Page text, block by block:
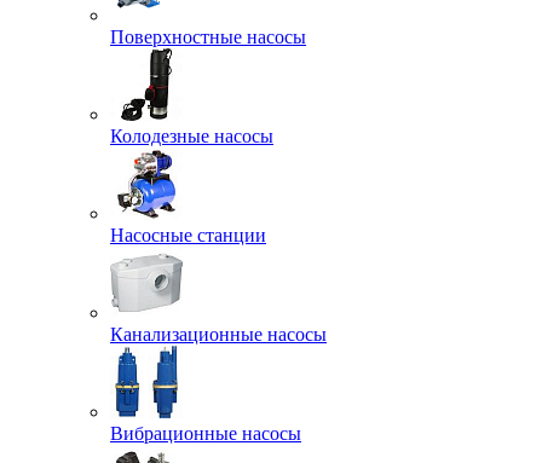
Поверхностные насосы
Колодезные насосы
Насосные станции
Канализационные насосы
Вибрационные насосы